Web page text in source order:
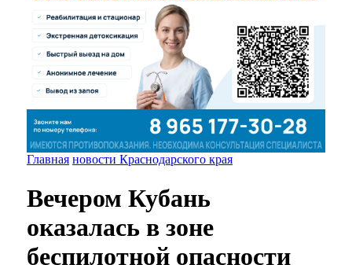
Главная новости Краснодарского края
Вечером Кубань
оказалась в зоне
беспилотной опасности